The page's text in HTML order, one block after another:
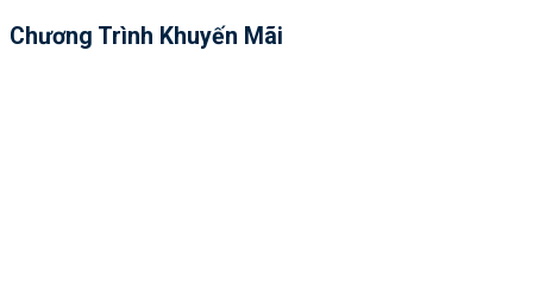
Chương Trình Khuyến Mãi